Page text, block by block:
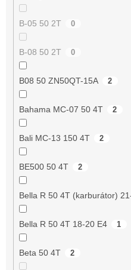
B-05 50 2T 0
B-08 50 2T 0
B08 50 ZN50QT-15A 2
Bahama MC-07 50 4T 2
Bali MC-13 150 4T 2
BE500 50 4T 2
Bella R 50 4T (karburátor)
Bella R 50 4T 18-20 E4 1
Beta 50 4T 2